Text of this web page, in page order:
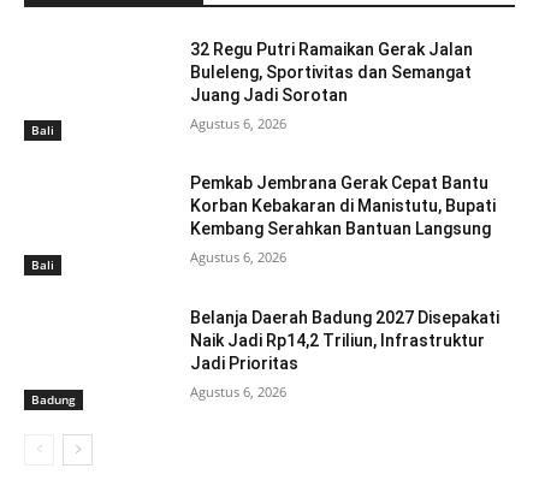
Bali
32 Regu Putri Ramaikan Gerak Jalan
Buleleng, Sportivitas dan Semangat
Juang Jadi Sorotan
Agustus 6, 2026
Bali
Pemkab Jembrana Gerak Cepat Bantu
Korban Kebakaran di Manistutu, Bupati
Kembang Serahkan Bantuan Langsung
Agustus 6, 2026
Badung
Belanja Daerah Badung 2027 Disepakati
Naik Jadi Rp14,2 Triliun, Infrastruktur
Jadi Prioritas
Agustus 6, 2026